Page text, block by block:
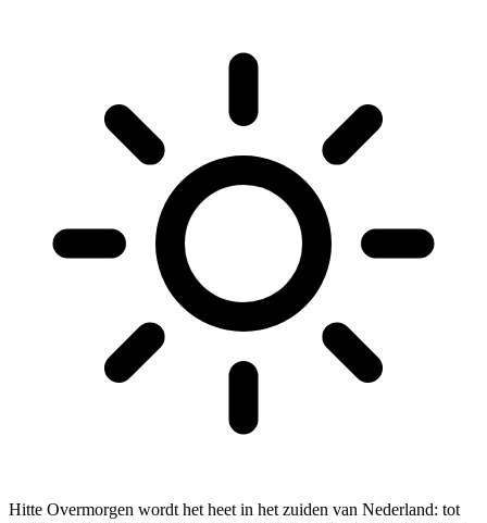
Hitte Overmorgen wordt het heet in het zuiden van Nederland: tot